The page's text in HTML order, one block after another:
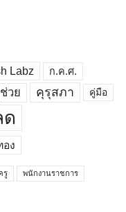
Labz ก.ค.ศ.
วย คุรุสภา คู่มือ
อง
รู พนักงานราชการ